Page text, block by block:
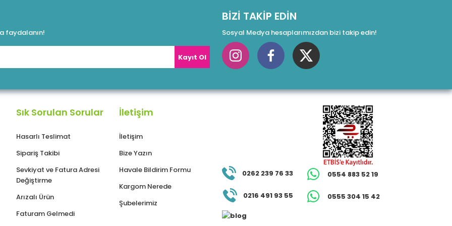
faydalanın!
Kayıt Ol
BİZİ TAKİP EDİN
Sosyal Medya hesaplarımızdan bizi takip edin!
Sık Sorulan Sorular
Hasarlı Teslimat
Sipariş Takibi
Sevkiyat ve Fatura Adresi
Değiştirme
Arızalı Ürün
Faturam Gelmedi
İletişim
İletişim
Bize Yazın
Havale Bildirim Formu
Kargom Nerede
Şubelerimiz
0262 239 76 33 0554 883 52 19
0216 491 93 55 0555 304 15 42